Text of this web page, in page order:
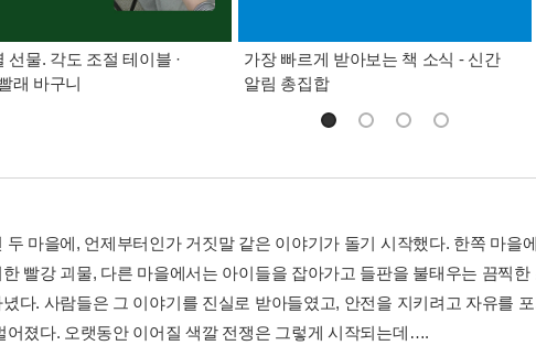
선물. 각도 조절 테이블 ·
래 바구니
가장 빠르게 받아보는 책 소식 - 신간
알림 총집합
두 마을에, 언제부터인가 거짓말 같은 이야기가 돌기 시작했다. 한쪽 마을
빨강 괴물, 다른 마을에서는 아이들을 잡아가고 들판을 불태우는 끔찍
다. 사람들은 그 이야기를 진실로 받아들였고, 안전을 지키려고 자유를
어졌다. 오랫동안 이어질 색깔 전쟁은 그렇게 시작되는데….